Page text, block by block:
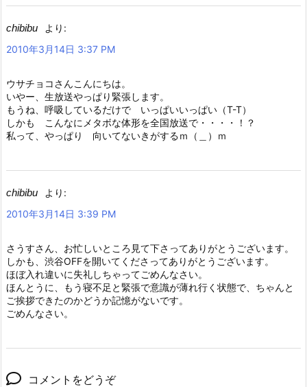
chibibu
より:
2010年3月14日 3:37 PM
ウサチョコさんこんにちは。
いやー、生放送やっぱり緊張します。
もうね、呼吸しているだけで いっぱいいっぱい（T-T）
しかも こんなにメタボな体形を全国放送で・・・・！？
私って、やっぱり 向いてないきがするｍ（＿）ｍ
chibibu
より:
2010年3月14日 3:39 PM
さうすさん、お忙しいところ見て下さってありがとうございます。
しかも、渋谷OFFを開いてくださってありがとうございます。
ほぼ入れ違いに失礼しちゃってごめんなさい。
ほんとうに、もう寝不足と緊張で意識が薄れ行く状態で、ちゃんと
ご挨拶できたのかどうか記憶がないです。
ごめんなさい。
コメントをどうぞ